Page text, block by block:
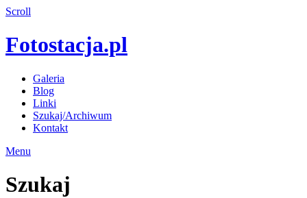
Scroll
Fotostacja.pl
Galeria
Blog
Linki
Szukaj/Archiwum
Kontakt
Menu
Szukaj